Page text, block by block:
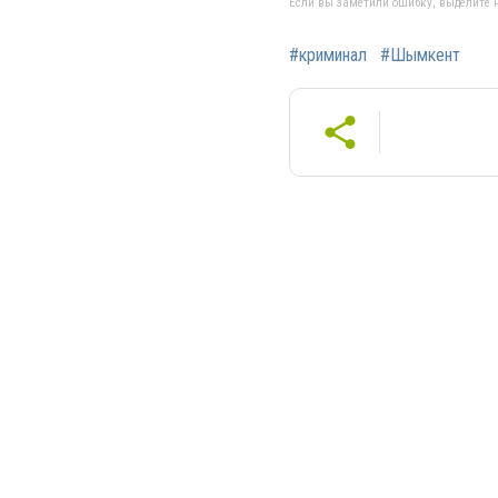
Если вы заметили ошибку, выделите
#криминал #Шымкент